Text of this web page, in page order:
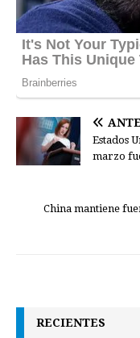
Estados
marzo
China mantiene
RECIENTES